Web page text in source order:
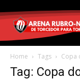
Home Tags Copa
Tag: Copa